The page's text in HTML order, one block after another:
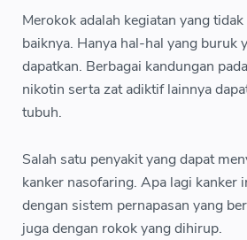
Merokok adalah kegiatan yang
baiknya. Hanya hal-hal yang buruk
dapatkan. Berbagai kandungan
nikotin serta zat adiktif lainnya
tubuh.
Salah satu penyakit yang dapat
kanker nasofaring. Apa lagi kanker
dengan sistem pernapasan yang
juga dengan rokok yang dihirup.